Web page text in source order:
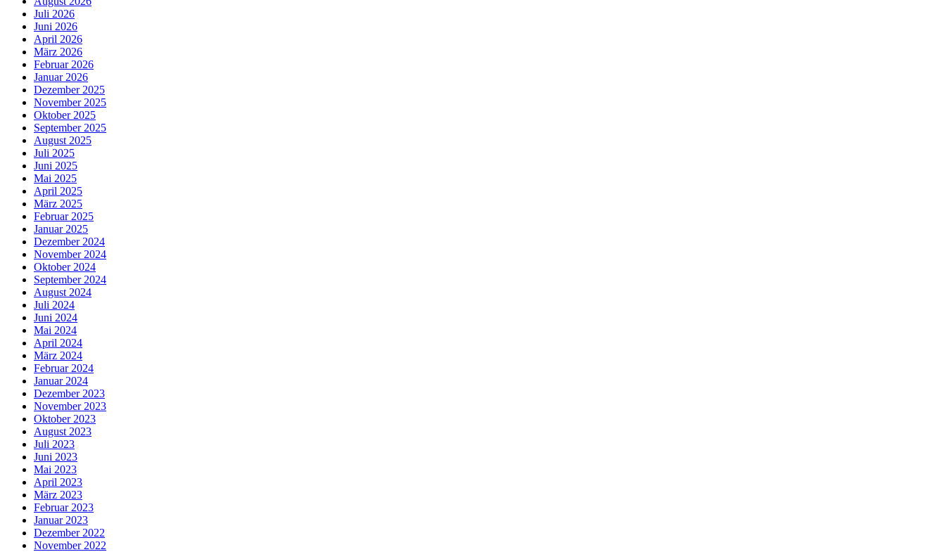
Juli 2026
Juni 2026
April 2026
März 2026
Februar 2026
Januar 2026
Dezember 2025
November 2025
Oktober 2025
September 2025
August 2025
Juli 2025
Juni 2025
Mai 2025
April 2025
März 2025
Februar 2025
Januar 2025
Dezember 2024
November 2024
Oktober 2024
September 2024
August 2024
Juli 2024
Juni 2024
Mai 2024
April 2024
März 2024
Februar 2024
Januar 2024
Dezember 2023
November 2023
Oktober 2023
August 2023
Juli 2023
Juni 2023
Mai 2023
April 2023
März 2023
Februar 2023
Januar 2023
Dezember 2022
November 2022